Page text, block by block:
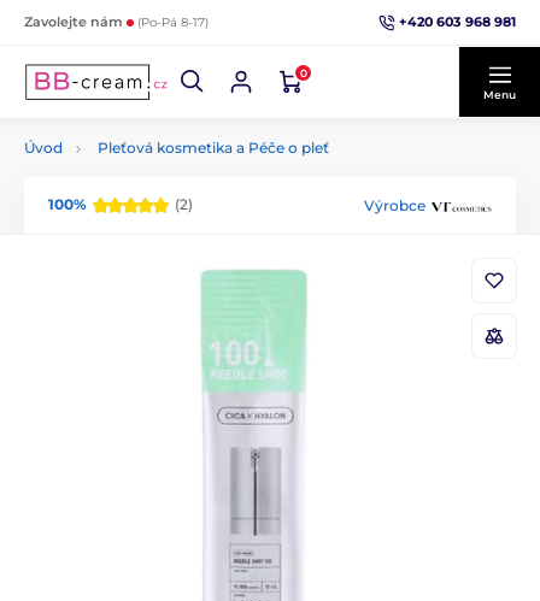
Zavolejte nám (Po-Pá 8-17) +420 603 968 981
0
Menu
Úvod Pleťová kosmetika a Péče o pleť
100% (2) Výrobce